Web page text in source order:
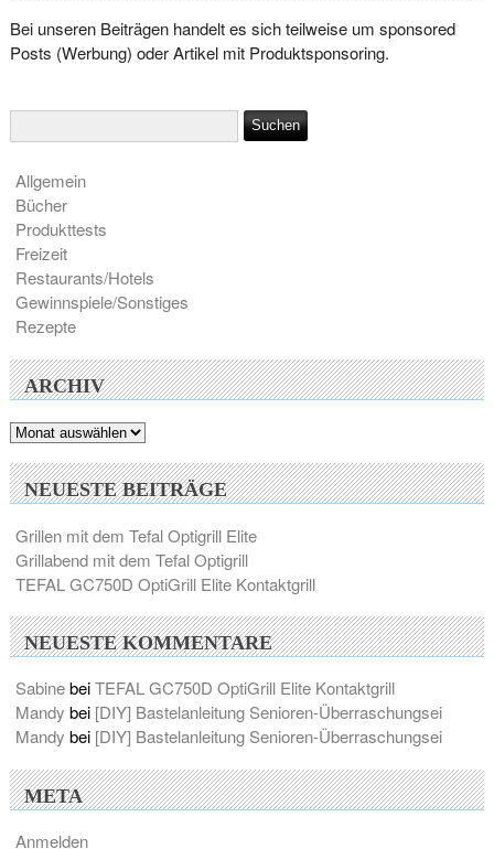
Bei unseren Beiträgen handelt es sich teilweise um sponsored
Posts (Werbung) oder Artikel mit Produktsponsoring.
Allgemein
Bücher
Produkttests
Freizeit
Restaurants/Hotels
Gewinnspiele/Sonstiges
Rezepte
ARCHIV
Archiv
NEUESTE BEITRÄGE
Grillen mit dem Tefal Optigrill Elite
Grillabend mit dem Tefal Optigrill
TEFAL GC750D OptiGrill Elite Kontaktgrill
NEUESTE KOMMENTARE
SabinebeiTEFAL GC750D OptiGrill Elite Kontaktgrill
Mandy bei [DIY] Bastelanleitung Senioren-Überraschungsei
Mandy bei [DIY] Bastelanleitung Senioren-Überraschungsei
META
Anmelden